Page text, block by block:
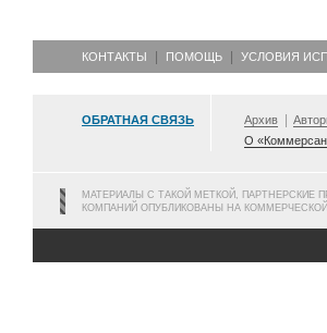
КОНТАКТЫ ПОМОЩЬ УСЛОВИЯ
ОБРАТНАЯ СВЯЗЬ Архив
О
МАТЕРИАЛЫ С ТАКОЙ МЕТКОЙ, ПАРТНЕРСКИЕ
КОМПАНИЙ ОПУБЛИКОВАНЫ НА